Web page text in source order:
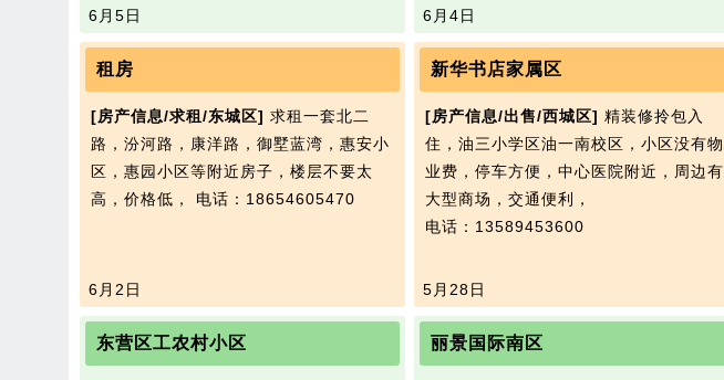
6月5日 6月4日
租房
[房产信息/求租/东城区] 求租一套北二
路，汾河路，康洋路，御墅蓝湾，惠安小
区，惠园小区等附近房子，楼层不要太
高，价格低， 电话：18654605470
6月2日
新华书店家属区
[房产信息/出售/西城区] 精装修拎包入
住，油三小学区油一南校区，小区没有物
业费，停车方便，中心医院附近，周边有
大型商场，交通便利，
电话：13589453600
5月28日
东营区工农村小区 丽景国际南区